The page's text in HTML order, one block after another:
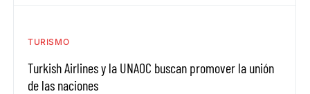
TURISMO
Turkish Airlines y la UNAOC buscan promover la unión
de las naciones